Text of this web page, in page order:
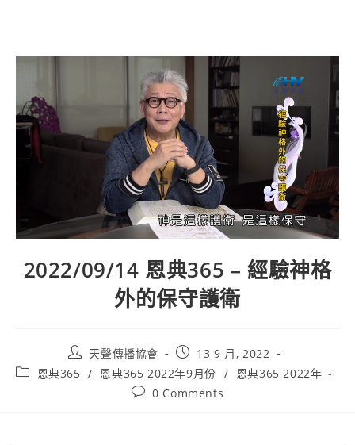
2022/09/14 恩典365 – 經驗神格
外的保守護衛
天聲傳播協會
13 9 月, 2022
恩典365 / 恩典365 2022年9月份 /
恩典365 2022年
0 Comments